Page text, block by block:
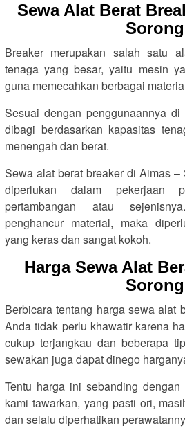
Sewa Alat Berat
Sorong
Breaker merupakan salah satu
tenaga yang besar, yaitu mesin
guna memecahkan berbagai
Sesuai dengan penggunaannya
dibagi berdasarkan kapasitas
menengah dan berat.
Sewa alat berat breaker di Aimas
diperlukan dalam pekerjaan
pertambangan atau
penghancur material, maka
yang keras dan sangat kokoh.
Harga Sewa Alat
Sorong
Berbicara tentang harga sewa alat
Anda tidak perlu khawatir karena
cukup terjangkau dan beberapa
sewakan juga dapat dinego
Tentu harga ini sebanding
kami tawarkan, yang pasti ori,
dan selalu diperhatikan